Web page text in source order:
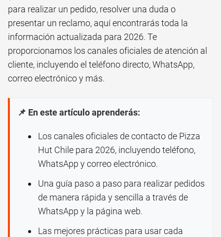
para realizar un pedido, resolver una duda o
presentar un reclamo, aquí encontrarás toda la
información actualizada para 2026. Te
proporcionamos los canales oficiales de atención al
cliente, incluyendo el teléfono directo, WhatsApp,
correo electrónico y más.
📌 En este artículo aprenderás:
Los canales oficiales de contacto de Pizza
Hut Chile para 2026, incluyendo teléfono,
WhatsApp y correo electrónico.
Una guía paso a paso para realizar pedidos
de manera rápida y sencilla a través de
WhatsApp y la página web.
Las mejores prácticas para usar cada